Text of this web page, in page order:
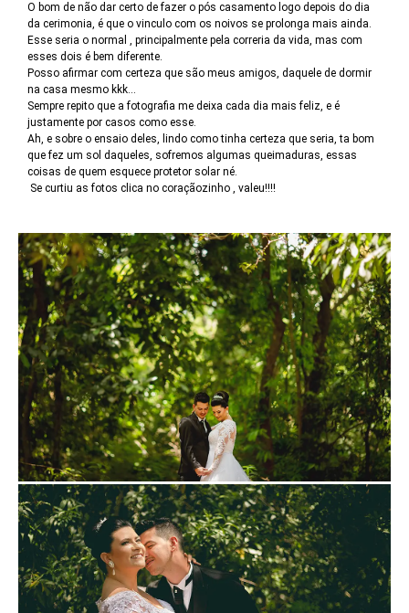
O bom de não dar certo de fazer o pós casamento logo depois do dia
da cerimonia, é que o vinculo com os noivos se prolonga mais ainda.
Esse seria o normal , principalmente pela correria da vida, mas com
esses dois é bem diferente.
Posso afirmar com certeza que são meus amigos, daquele de dormir
na casa mesmo kkk...
Sempre repito que a fotografia me deixa cada dia mais feliz, e é
justamente por casos como esse.
Ah, e sobre o ensaio deles, lindo como tinha certeza que seria, ta bom
que fez um sol daqueles, sofremos algumas queimaduras, essas
coisas de quem esquece protetor solar né.
Se curtiu as fotos clica no coraçãozinho , valeu!!!!